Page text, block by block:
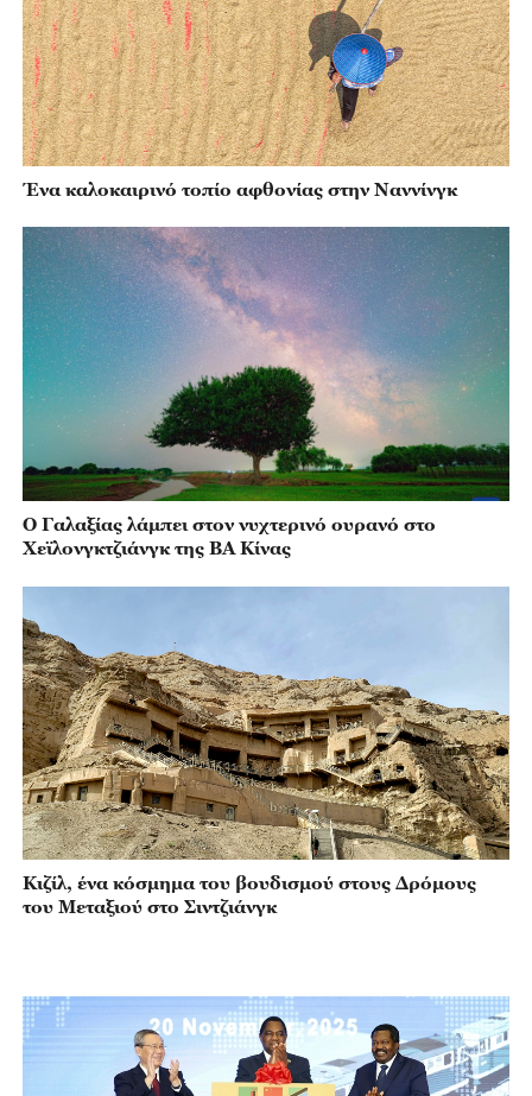
Ένα καλοκαιρινό τοπίο αφθονίας στην Ναννίνγκ
Ο Γαλαξίας λάμπει στον νυχτερινό ουρανό στο
Χεϊλονγκτζιάνγκ της ΒΑ Κίνας
Κιζίλ, ένα κόσμημα του βουδισμού στους Δρόμους
του Μεταξιού στο Σιντζιάνγκ